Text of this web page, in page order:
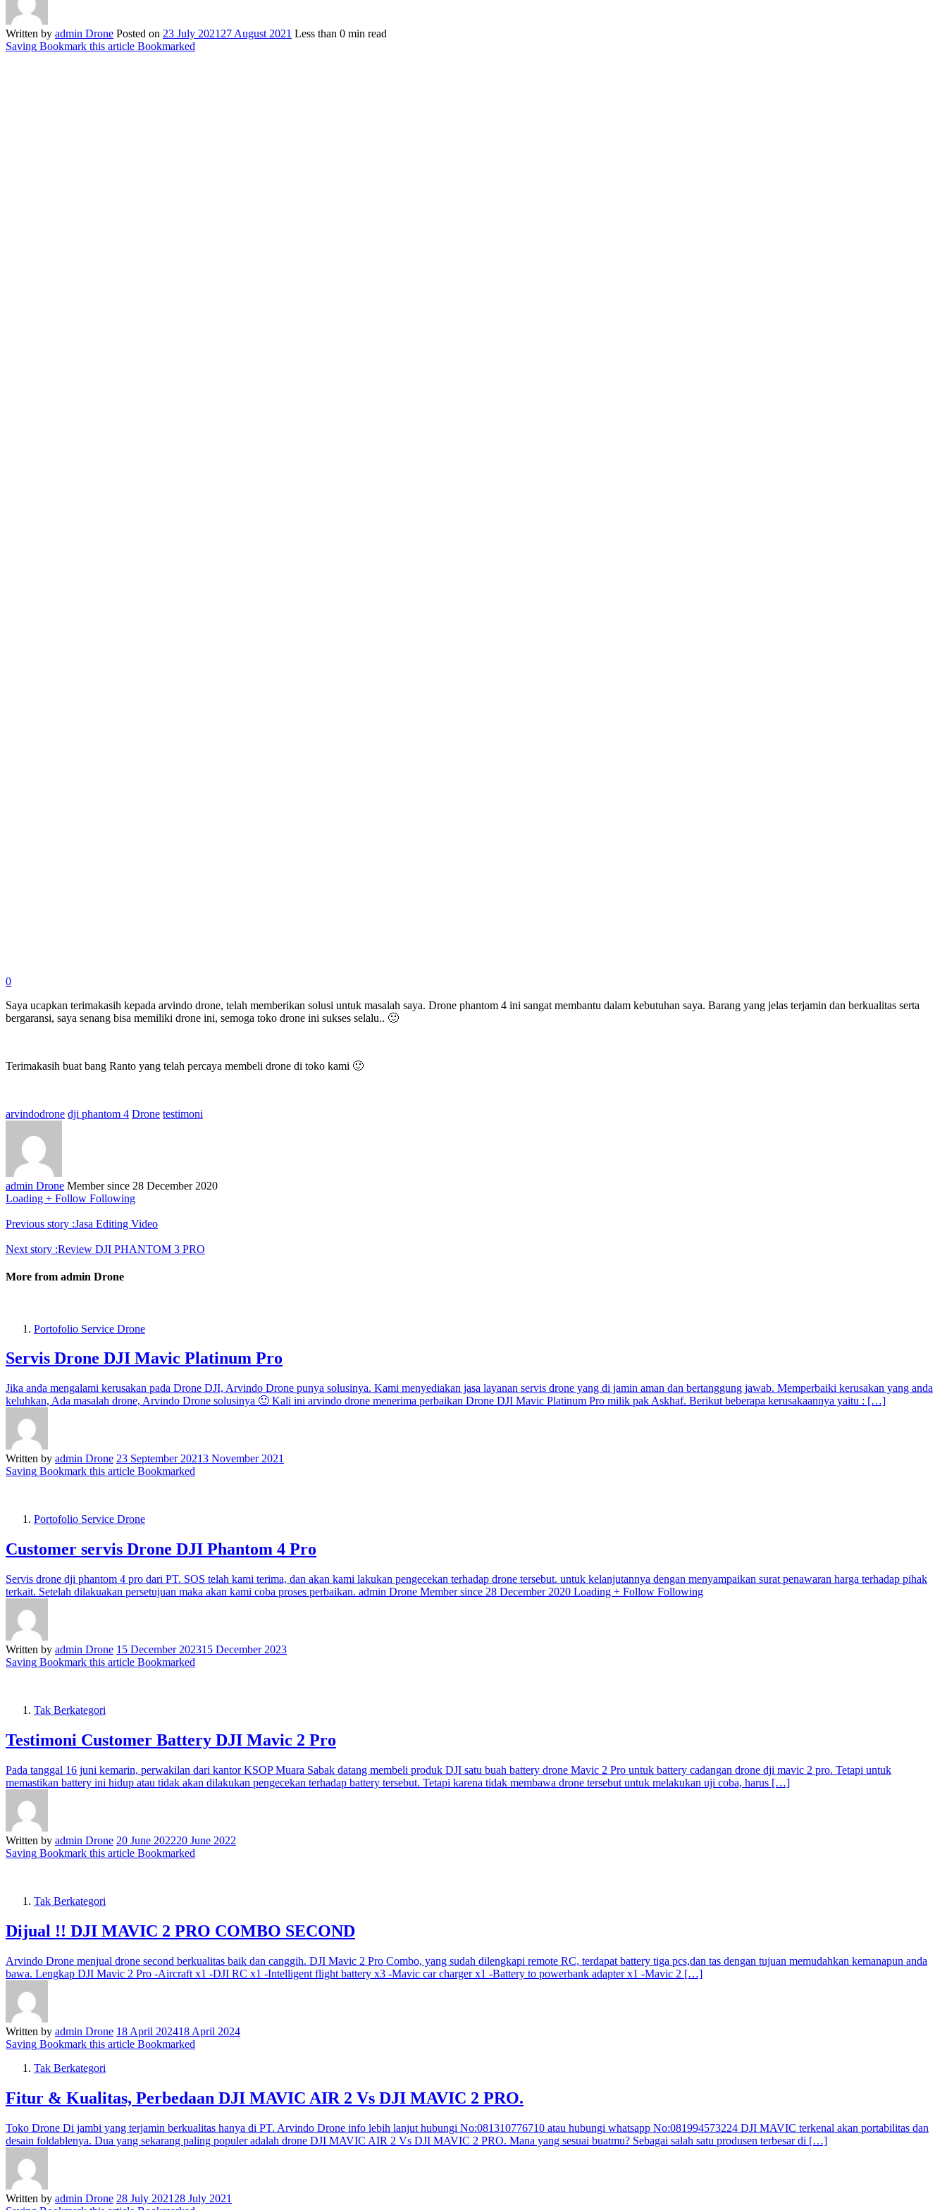
Written by admin Drone Posted on 23 July 2021 27 August 2021 Less than 0 min read
Saving Bookmark this article Bookmarked
0
Saya ucapkan terimakasih kepada arvindo drone, telah memberikan solusi untuk masalah saya. Drone phantom 4 ini sangat membantu dalam kebutuhan saya. Barang yang jelas terjamin dan berkualitas serta
bergaransi, saya senang bisa memiliki drone ini, semoga toko drone ini sukses selalu.. 🙂
Terimakasih buat bang Ranto yang telah percaya membeli drone di toko kami 🙂
arvindodrone dji phantom 4 Drone testimoni
admin Drone Member since 28 December 2020
Loading + Follow Following
Previous story :Jasa Editing Video
Next story :Review DJI PHANTOM 3 PRO
More from admin Drone
Portofolio Service Drone
Servis Drone DJI Mavic Platinum Pro
Jika anda mengalami kerusakan pada Drone DJI, Arvindo Drone punya solusinya. Kami menyediakan jasa layanan servis drone yang di jamin aman dan bertanggung jawab. Memperbaiki kerusakan yang anda
keluhkan, Ada masalah drone, Arvindo Drone solusinya 🙂 Kali ini arvindo drone menerima perbaikan Drone DJI Mavic Platinum Pro milik pak Askhaf. Berikut beberapa kerusakaannya yaitu : […]
Written by admin Drone 23 September 20213 November 2021
Saving Bookmark this article Bookmarked
Portofolio Service Drone
Customer servis Drone DJI Phantom 4 Pro
Servis drone dji phantom 4 pro dari PT. SOS telah kami terima, dan akan kami lakukan pengecekan terhadap drone tersebut. untuk kelanjutannya dengan menyampaikan surat penawaran harga terhadap pihak
terkait. Setelah dilakuakan persetujuan maka akan kami coba proses perbaikan. admin Drone Member since 28 December 2020 Loading + Follow Following
Written by admin Drone 15 December 202315 December 2023
Saving Bookmark this article Bookmarked
Tak Berkategori
Testimoni Customer Battery DJI Mavic 2 Pro
Pada tanggal 16 juni kemarin, perwakilan dari kantor KSOP Muara Sabak datang membeli produk DJI satu buah battery drone Mavic 2 Pro untuk battery cadangan drone dji mavic 2 pro. Tetapi untuk
memastikan battery ini hidup atau tidak akan dilakukan pengecekan terhadap battery tersebut. Tetapi karena tidak membawa drone tersebut untuk melakukan uji coba, harus […]
Written by admin Drone 20 June 202220 June 2022
Saving Bookmark this article Bookmarked
Tak Berkategori
Dijual !! DJI MAVIC 2 PRO COMBO SECOND
Arvindo Drone menjual drone second berkualitas baik dan canggih. DJI Mavic 2 Pro Combo, yang sudah dilengkapi remote RC, terdapat battery tiga pcs,dan tas dengan tujuan memudahkan kemanapun anda
bawa. Lengkap DJI Mavic 2 Pro -Aircraft x1 -DJI RC x1 -Intelligent flight battery x3 -Mavic car charger x1 -Battery to powerbank adapter x1 -Mavic 2 […]
Written by admin Drone 18 April 202418 April 2024
Saving Bookmark this article Bookmarked
Tak Berkategori
Fitur & Kualitas, Perbedaan DJI MAVIC AIR 2 Vs DJI MAVIC 2 PRO.
Toko Drone Di jambi yang terjamin berkualitas hanya di PT. Arvindo Drone info lebih lanjut hubungi No:081310776710 atau hubungi whatsapp No:081994573224 DJI MAVIC terkenal akan portabilitas dan
desain foldablenya. Dua yang sekarang paling populer adalah drone DJI MAVIC AIR 2 Vs DJI MAVIC 2 PRO. Mana yang sesuai buatmu? Sebagai salah satu produsen terbesar di […]
Written by admin Drone 28 July 2021 28 July 2021